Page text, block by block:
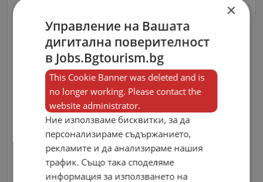
×
Управление на Вашата
дигитална поверителност
в Jobs.Bgtourism.bg
This Cookie Banner was deleted and is
no longer working. Please contact the
website administrator.
Ние използваме бисквитки, за да
персонализираме съдържанието,
рекламите и да анализираме нашия
трафик. Също така споделяме
информация за използването на